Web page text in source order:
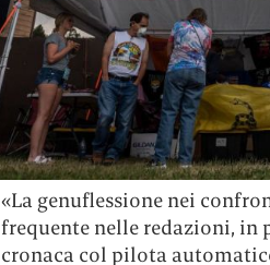
«La genuflessione nei
frequente nelle redazioni, in
cronaca col pilota